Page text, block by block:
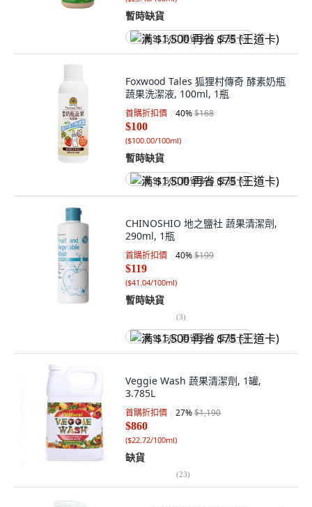
暫時缺貨
满 $1,500 再省 $75 (王道卡)
Foxwood Tales 狐狸村傳奇 酵素奶瓶
蔬果洗潔液, 100ml, 1瓶
首購折扣價 40%$168
$100
($100.00/100ml)
暫時缺貨
满 $1,500 再省 $75 (王道卡)
CHINOSHIO 地之鹽社 蔬果清潔劑,
290ml, 1瓶
首購折扣價 40%$199
$119
($41.04/100ml)
暫時缺貨
(3)
满 $1,500 再省 $75 (王道卡)
Veggie Wash 蔬果清潔劑, 1罐,
3.785L
首購折扣價 27%$1,190
$860
($22.72/100ml)
缺貨
(23)